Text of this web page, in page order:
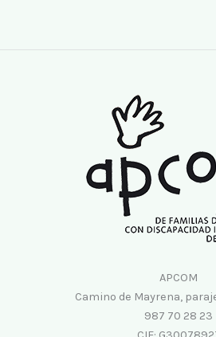
APCOM
Camino de Mayrena,
987 70 28 23